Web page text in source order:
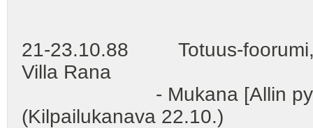
21-23.10.88 Totuus-foorumi,
Villa Rana
- Mukana [Allin
(Kilpailukanava 22.10.)